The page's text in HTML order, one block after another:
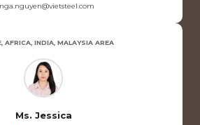
nga.nguyen@vietsteel.com
AFRICA, INDIA, MALAYSIA AREA
Ms. Jessica